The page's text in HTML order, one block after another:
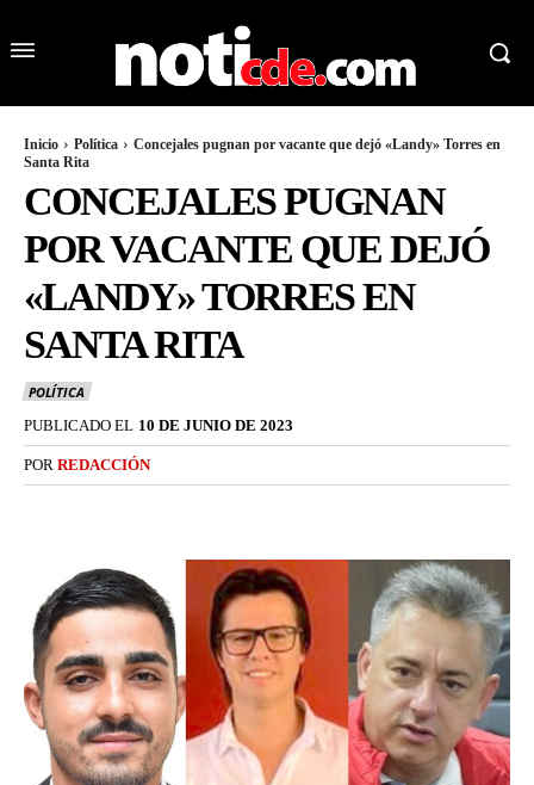
Inicio Política
Concejales pugnan por vacante que dejó «Landy» Torres en
Santa Rita
CONCEJALES PUGNAN
POR VACANTE QUE DEJÓ
«LANDY» TORRES EN
SANTA RITA
POLÍTICA
PUBLICADO EL 10 DE JUNIO DE 2023
POR REDACCIÓN